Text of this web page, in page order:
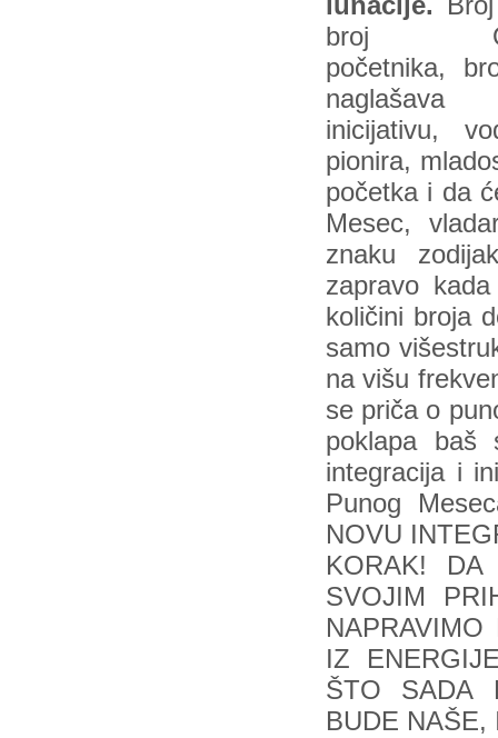
lunacije.
broj
početnika,
inicijativu,
pionira,
početka i da
Mesec,
znaku
zapravo
količini broja
samo
na višu
se priča o
poklapa baš
integracija i
Punog
NOVU
KORAK!
SVOJIM
IZ
ŠTO SADA
BUDE